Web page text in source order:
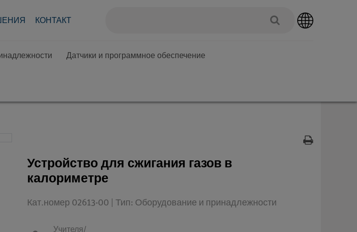
КОНТАКТ
Датчики и программное обеспечение
Устройство для сжигания газов в
калориметре
Кат.номер 02613-00 | Тип: Оборудование и принадлежности
Учителя/